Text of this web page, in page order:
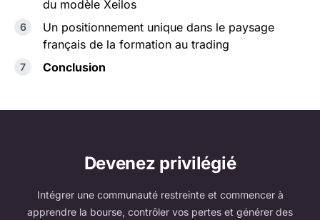
du modèle Xeilos
Un positionnement unique dans le paysage
français de la formation au trading
Conclusion
Devenez privilégié
Intégrer une communauté restreinte et commencer à
apprendre la bourse, contrôler vos pertes et générer des